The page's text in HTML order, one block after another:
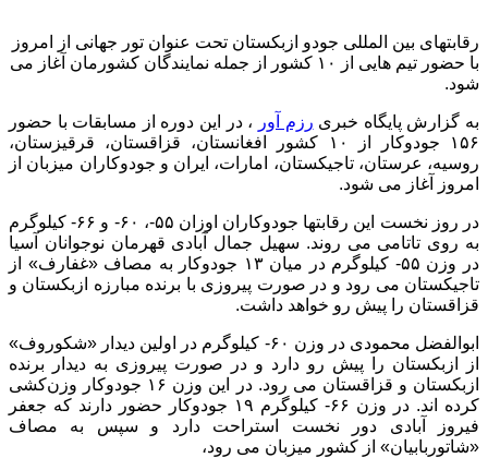
رقابتهای بین المللی جودو ازبکستان تحت عنوان تور جهانی از امروز
با حضور تیم هایی از ۱۰ کشور از جمله نمایندگان کشورمان آغاز می
شود.
به گزارش پایگاه خبری رزم آور
، در این دوره از مسابقات با حضور
۱۵۶ جودوکار از ۱۰ کشور افغانستان، قزاقستان، قرقیزستان،
روسیه، عرستان، تاجیکستان، امارات، ایران و جودوکاران میزبان از
امروز آغاز می شود.
در روز نخست این رقابتها جودوکاران اوزان ۵۵-، ۶۰- و ۶۶- کیلوگرم
به روی تاتامی می روند. سهیل جمال آبادی قهرمان نوجوانان آسیا
در وزن ۵۵- کیلوگرم در میان ۱۳ جودوکار به مصاف «غفارف» از
تاجیکستان می رود و در صورت پیروزی با برنده مبارزه ازبکستان و
قزاقستان را پیش رو خواهد داشت.
ابوالفضل محمودی در وزن ۶۰- کیلوگرم در اولین دیدار «شکوروف»
از ازبکستان را پیش رو دارد و در صورت پیروزی به دیدار برنده
ازبکستان و قزاقستان می رود. در این وزن ۱۶ جودوکار وزن‌کشی
کرده اند. در وزن ۶۶- کیلوگرم ۱۹ جودوکار حضور دارند که جعفر
فیروز آبادی دور نخست استراحت دارد و سپس به مصاف
«شاتوربابیان» از کشور میزبان می رود،